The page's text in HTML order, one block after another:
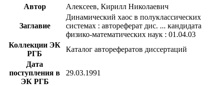
Автор Алексеев, Кирилл Николаевич
Заглавие
Динамический хаос в полуклассических
системах : автореферат дис. ... кандидата
физико-математических наук : 01.04.03
Коллекции ЭК
РГБ
Каталог авторефератов диссертаций
Дата
поступления в
ЭК РГБ
29.03.1991